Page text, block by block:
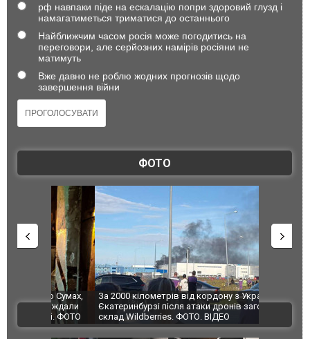
рф навпаки піде на ескалацію попри здоровий глузд і
намагатиметься триматися до останнього
Найближчим часом росія може погодитись на
переговори, але серйозних намірів росіяни не
матимуть
Вже давно не роблю жодних прогнозів щодо
завершення війни
ФОТО
За 2000 кілометрів від кордону з Україною: в
Єкатеринбурзі після атаки дронів загорівся
склад Wildberries. ФОТО. ВІДЕО
"Мої
ВІДЕО